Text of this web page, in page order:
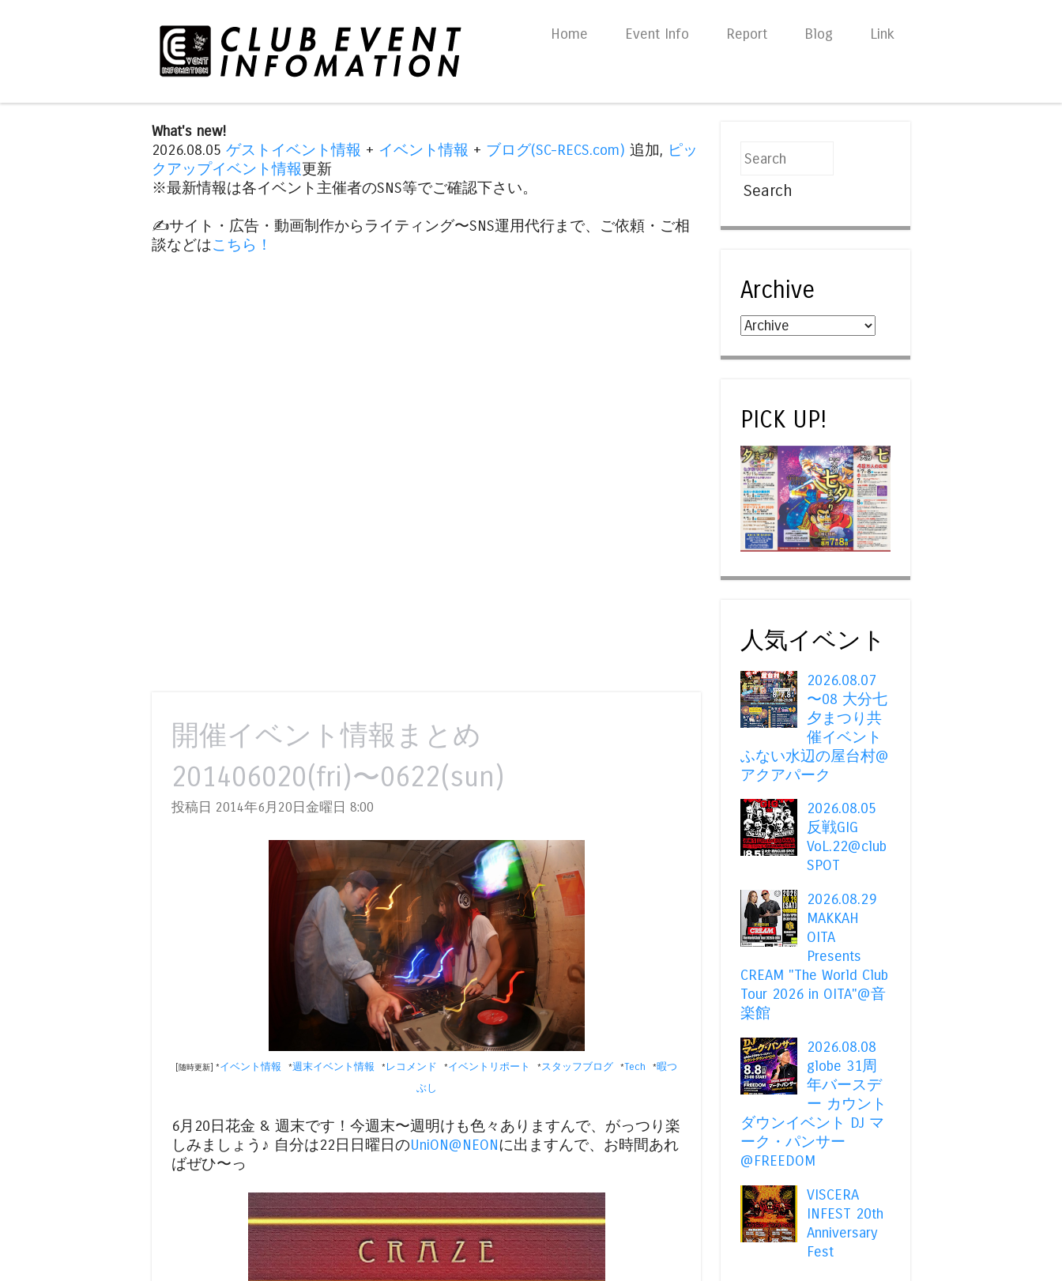
Skip to content
Home Event Info Report Blog Link
What's new!
2026.08.05 ゲストイベント情報 + イベント情報 + ブログ(SC-RECS.com) 追加, ピッ
クアップイベント情報更新
※最新情報は各イベント主催者のSNS等でご確認下さい。
✍️サイト・広告・動画制作からライティング〜SNS運用代行まで、ご依頼・ご相
談などはこちら！
開催イベント情報まとめ
201406020(fri)〜0622(sun)
投稿日 2014年6月20日金曜日 8:00
[随時更新] *イベント情報 *週末イベント情報 * レコメンド *イベントリポート *スタッフブログ *Tech *暇つ
ぶし
6月20日花金 & 週末です！今週末〜週明けも色々ありますんで、がっつり楽
しみましょう♪ 自分は22日日曜日のUniON@NEONに出ますんで、お時間あれ
ばぜひ〜っ
Search
Archive
PICK UP!
人気イベント
2026.08.07
〜08 大分七
夕まつり共
催イベント
ふない水辺の屋台村@
アクアパーク
2026.08.05
反戦GIG
VoL.22@club
SPOT
2026.08.29
MAKKAH
OITA
Presents
CREAM "The World Club
Tour 2026 in OITA"@音
楽館
2026.08.08
globe 31周
年バースデ
ー カウント
ダウンイベント DJ マ
ーク・パンサー
@FREEDOM
VISCERA
INFEST 20th
Anniversary
Fest